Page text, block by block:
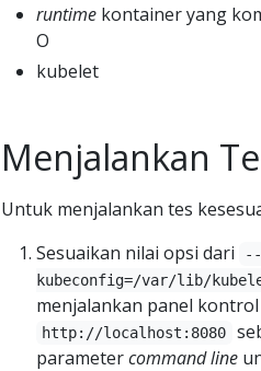
runtime kontainer yang
O
kubelet
Menjalankan
Untuk menjalankan tes
Sesuaikan nilai opsi dari
kubeconfig=/var/lib/
menjalankan panel
http://localhost:8080
parametercommand line